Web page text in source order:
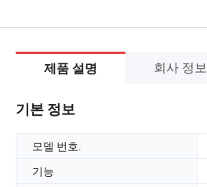
제품 설명 회사 정보
기본 정보
모델 번호.
기능